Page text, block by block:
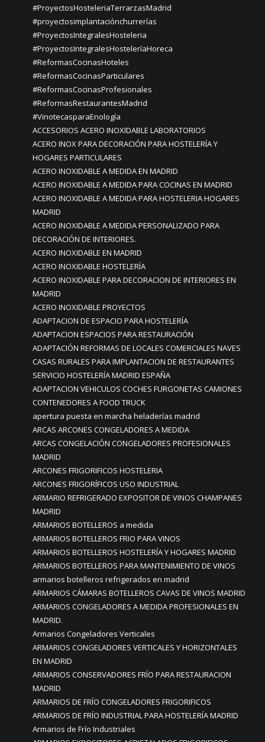
#ProyectosHosteleriaTerrarzasMadrid
#proyectosimplantaciónchurrerías
#ProyectosIntegralesHosteleria
#ProyectosIntegralesHosteleríaHoreca
#ReformasCocinasHoteles
#ReformasCocinasParticulares
#ReformasCocinasProfesionales
#ReformasRestaurantesMadrid
#VinotecasparaEnología
ACCESORIOS ACERO INOXIDABLE LABORATORIOS
ACERO INOX PARA DECORACIÓN PARA HOSTELERÍA Y
HOGARES PARTICULARES
ACERO INOXIDABLE A MEDIDA EN MADRID
ACERO INOXIDABLE A MEDIDA PARA COCINAS EN MADRID
ACERO INOXIDABLE A MEDIDA PARA HOSTELERIA HOGARES
MADRID
ACERO INOXIDABLE A MEDIDA PERSONALIZADO PARA
DECORACIÓN DE INTERIORES.
ACERO INOXIDABLE EN MADRID
ACERO INOXIDABLE HOSTELERÍA
ACERO INOXIDABLE PARA DECORACION DE INTERIORES EN
MADRID
ACERO INOXIDABLE PROYECTOS
ADAPTACION DE ESPACIO PARA HOSTELERÍA
ADAPTACION ESPACIOS PARA RESTAURACIÓN
ADAPTACIÓN REFORMAS DE LOCALES COMERCIALES NAVES
CASAS RURALES PARA IMPLANTACION DE RESTAURANTES
SERVICIO HOSTELERÍA MADRID ESPAÑA
ADAPTACION VEHICULOS COCHES FURGONETAS CAMIONES
CONTENEDORES A FOOD TRUCK
apertura puesta en marcha heladerías madrid
ARCAS ARCONES CONGELADORES A MEDIDA
ARCAS CONGELACIÓN CONGELADORES PROFESIONALES
MADRID
ARCONES FRIGORIFICOS HOSTELERIA
ARCONES FRIGORÍFICOS USO INDUSTRIAL
ARMARIO REFRIGERADO EXPOSITOR DE VINOS CHAMPANES
MADRID
ARMARIOS BOTELLEROS a medida
ARMARIOS BOTELLEROS FRIO PARA VINOS
ARMARIOS BOTELLEROS HOSTELERÍA Y HOGARES MADRID
ARMARIOS BOTELLEROS PARA MANTENIMIENTO DE VINOS
armarios botelleros refrigerados en madrid
ARMARIOS CÁMARAS BOTELLEROS CAVAS DE VINOS MADRID
ARMARIOS CONGELADORES A MEDIDA PROFESIONALES EN
MADRID.
Armarios Congeladores Verticales
ARMARIOS CONGELADORES VERTICALES Y HORIZONTALES
EN MADRID
ARMARIOS CONSERVADORES FRÍO PARA RESTAURACION
MADRID
ARMARIOS DE FRÍO CONGELADORES FRIGORIFICOS
ARMARIOS DE FRÍO INDUSTRIAL PARA HOSTELERÍA MADRID
Armarios de Frío Industriales